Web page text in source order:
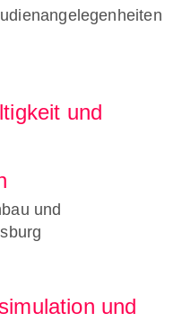
und
und
und